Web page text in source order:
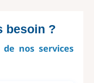
besoin ?
nos services